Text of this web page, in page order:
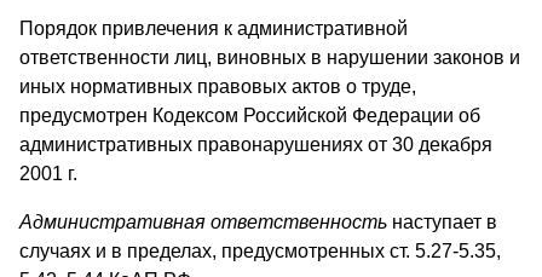
Порядок привлечения к административной
ответственности лиц, виновных в нарушении законов и
иных нормативных правовых актов о труде,
предусмотрен Кодексом Российской Федерации об
административных правонарушениях от 30 декабря
2001 г.
Административная ответственность наступает в
случаях и в пределах, предусмотренных ст. 5.27-5.35,